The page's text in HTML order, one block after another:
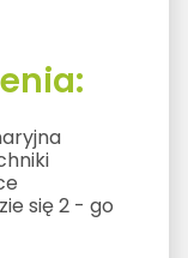
się 2 - go